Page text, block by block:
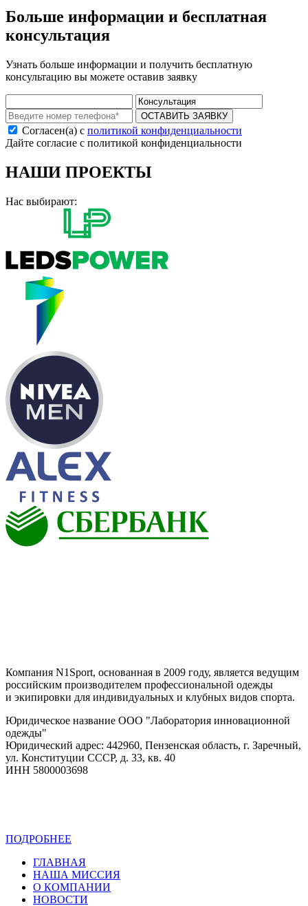
Больше информации и бесплатная
консультация
Узнать больше информации и получить бесплатную
консультацию вы можете оставив заявку
ОСТАВИТЬ ЗАЯВКУ
Согласен(а) с политикой конфиденциальности
Дайте согласие с политикой конфиденциальности
НАШИ ПРОЕКТЫ
Нас выбирают:
Компания N1Sport, основанная в 2009 году, является ведущим
российским производителем профессиональной одежды
и экипировки для индивидуальных и клубных видов спорта.
Юридическое название ООО "Лаборатория инновационной
одежды"
Юридический адрес: 442960, Пензенская область, г. Заречный,
ул. Конституции СССР, д. 33, кв. 40
ИНН 5800003698
ПОДРОБНЕЕ
ГЛАВНАЯ
НАША МИССИЯ
О КОМПАНИИ
НОВОСТИ